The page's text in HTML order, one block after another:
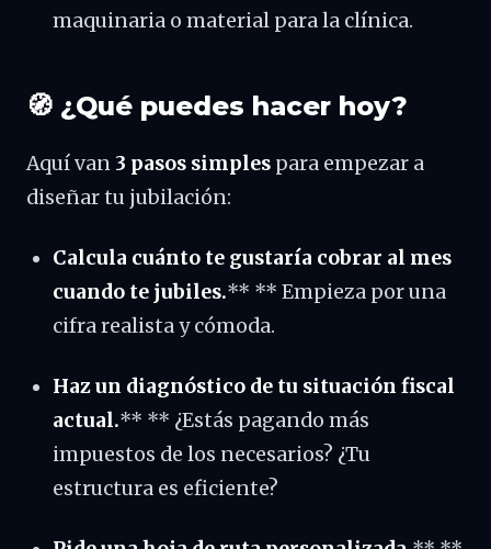
maquinaria o material para la clínica.
🧭 ¿Qué puedes hacer hoy?
Aquí van 3 pasos simples para empezar a
diseñar tu jubilación:
Calcula cuánto te gustaría cobrar al mes
cuando te jubiles.** ** Empieza por una
cifra realista y cómoda.
Haz un diagnóstico de tu situación fiscal
actual.** ** ¿Estás pagando más
impuestos de los necesarios? ¿Tu
estructura es eficiente?